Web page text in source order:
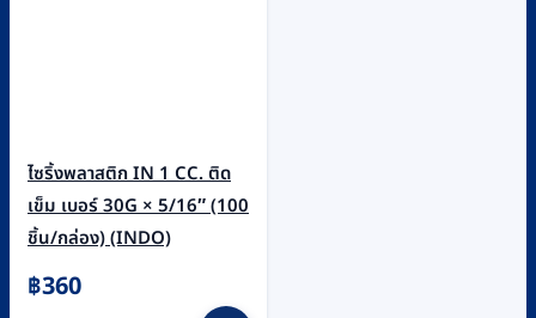
ไซริ้งพลาสติก IN 1 CC. ติด
เข็ม เบอร์ 30G × 5/16″ (100
ชิ้น/กล่อง) (INDO)
฿360